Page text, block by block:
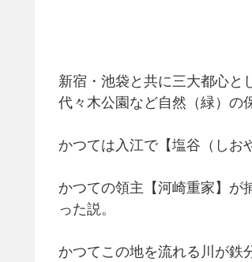
新宿・池袋と共に三大都心と
代々木公園など自然（緑）の
かつては入江で【塩谷（し
かつての領主【河崎重家】
った説。
かつてこの地を流れる川が鉄